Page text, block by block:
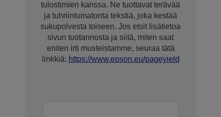
tulostimien kanssa. Ne tuottavat terävää
ja tuhriintumatonta tekstiä, joka kestää
sukupolvesta toiseen. Jos etsit lisätietoa
sivun tuotannosta ja siitä, miten saat
eniten irti musteistamme, seuraa tätä
linkkiä: https://www.epson.eu/pageyield